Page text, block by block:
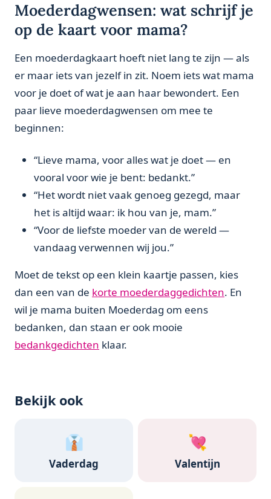
Moederdagwensen: wat schrijf je
op de kaart voor mama?
Een moederdagkaart hoeft niet lang te zijn — als
er maar iets van jezelf in zit. Noem iets wat mama
voor je doet of wat je aan haar bewondert. Een
paar lieve moederdagwensen om mee te
beginnen:
“Lieve mama, voor alles wat je doet — en
vooral voor wie je bent: bedankt.”
“Het wordt niet vaak genoeg gezegd, maar
het is altijd waar: ik hou van je, mam.”
“Voor de liefste moeder van de wereld —
vandaag verwennen wij jou.”
Moet de tekst op een klein kaartje passen, kies
dan een van de korte moederdaggedichten. En
wil je mama buiten Moederdag om eens
bedanken, dan staan er ook mooie
bedankgedichten klaar.
Bekijk ook
👔
Vaderdag
💘
Valentijn